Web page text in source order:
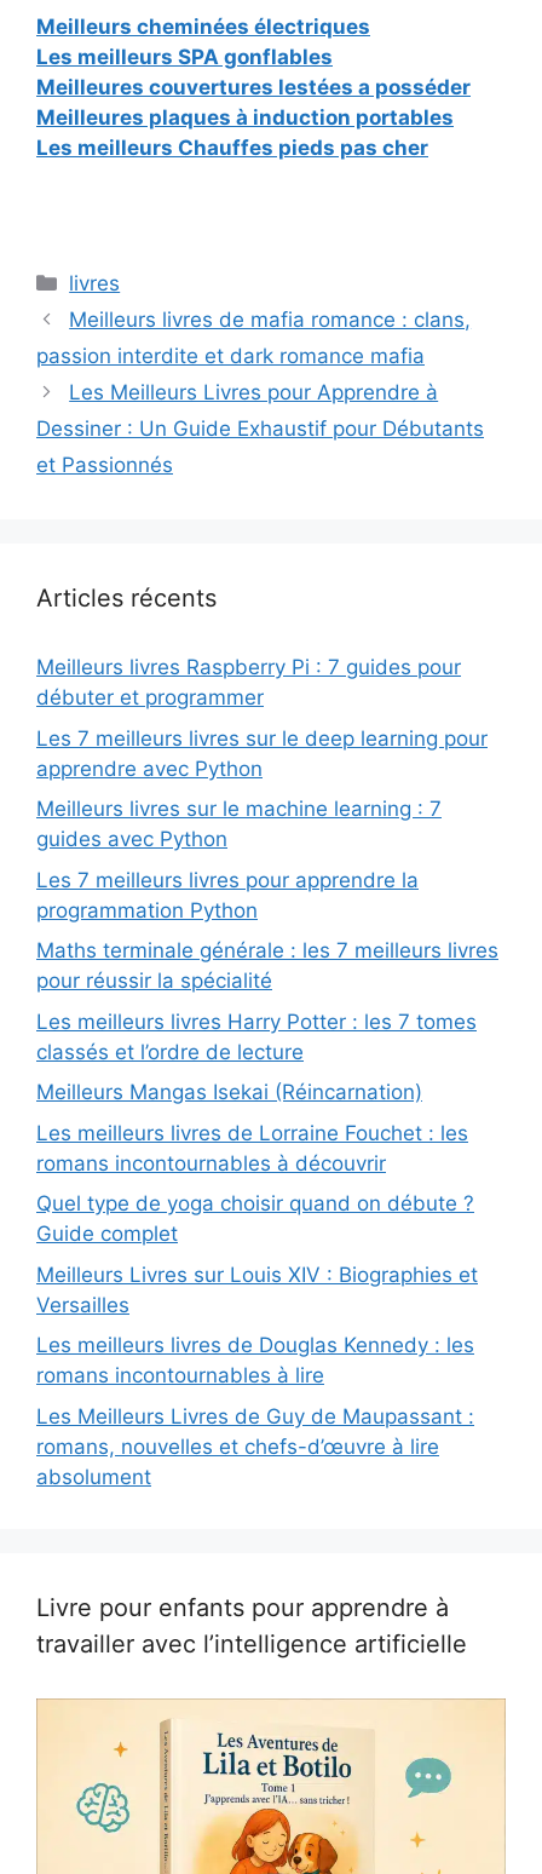
Meilleurs cheminées électriques
Les meilleurs SPA gonflables
Meilleures couvertures lestées a posséder
Meilleures plaques à induction portables
Les meilleurs Chauffes pieds pas cher
Catégories
livres
Meilleurs livres de mafia romance : clans,
passion interdite et dark romance mafia
Les Meilleurs Livres pour Apprendre à
Dessiner : Un Guide Exhaustif pour Débutants
et Passionnés
Articles récents
Meilleurs livres Raspberry Pi : 7 guides pour
débuter et programmer
Les 7 meilleurs livres sur le deep learning pour
apprendre avec Python
Meilleurs livres sur le machine learning : 7
guides avec Python
Les 7 meilleurs livres pour apprendre la
programmation Python
Maths terminale générale : les 7 meilleurs livres
pour réussir la spécialité
Les meilleurs livres Harry Potter : les 7 tomes
classés et l’ordre de lecture
Meilleurs Mangas Isekai (Réincarnation)
Les meilleurs livres de Lorraine Fouchet : les
romans incontournables à découvrir
Quel type de yoga choisir quand on débute ?
Guide complet
Meilleurs Livres sur Louis XIV : Biographies et
Versailles
Les meilleurs livres de Douglas Kennedy : les
romans incontournables à lire
Les Meilleurs Livres de Guy de Maupassant :
romans, nouvelles et chefs-d’œuvre à lire
absolument
Livre pour enfants pour apprendre à
travailler avec l’intelligence artificielle